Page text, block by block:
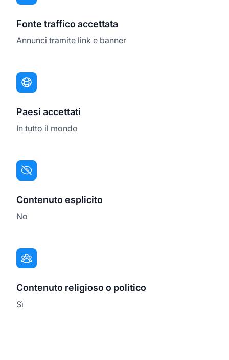
Fonte traffico accettata
Annunci tramite link e banner
Paesi accettati
In tutto il mondo
Contenuto esplicito
No
Contenuto religioso o politico
Sì